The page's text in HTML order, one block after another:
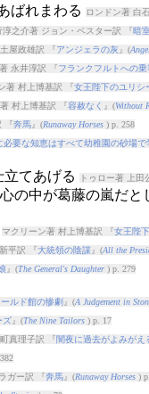
ばれまわる ロンドン著 白
淳之介著 ジョン・ベスター訳 『暗
屋政雄訳 『アンジェラの灰』(
永井淳訳 『フランクフルトへの乗
著 村上博基訳 『女王陛下のユリシ
村上博基訳 『容赦なく 』(Without
『奔馬』(Runaway Horses) p. 258
必要な知恵はすべて幼稚園の砂場で
てあげる トゥロー著 上田
の中が葛藤の嵐だと
マクリーン著 村上博基訳 『女王陛
平訳 『大統領の陰謀』(All the
』(The General's Daughter) p. 279
ルド館の惨劇 』(A Judgement in
ズ』(The Nine Tailors) p. 17
真理子訳 『闇夜に過去がよみがえ
ガー訳 『奔馬』(Runaway Horses)